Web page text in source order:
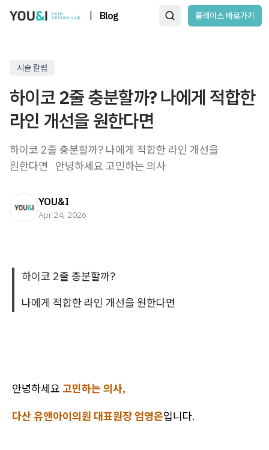
Blog 플레이스 바로가기
시술 칼럼
하이코 2줄 충분할까? 나에게 적합한
라인 개선을 원한다면
하이코 2줄 충분할까? 나에게 적합한 라인 개선을
원한다면 ​ ​ 안녕하세요 고민하는 의사
YOU&I
Apr 24, 2026
하이코 2줄 충분할까?
나에게 적합한 라인 개선을 원한다면
안녕하세요 고민하는 의사,
다산 유앤아이의원 대표원장 엄영은입니다.